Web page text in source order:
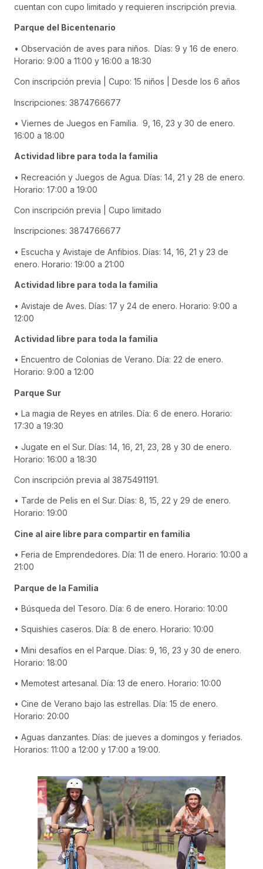
cuentan con cupo limitado y requieren inscripción previa.
Parque del Bicentenario
• Observación de aves para niños. Días: 9 y 16 de enero.
Horario: 9:00 a 11:00 y 16:00 a 18:30
Con inscripción previa | Cupo: 15 niños | Desde los 6 años
Inscripciones: 3874766677
• Viernes de Juegos en Familia. 9, 16, 23 y 30 de enero.
16:00 a 18:00
Actividad libre para toda la familia
• Recreación y Juegos de Agua. Días: 14, 21 y 28 de enero.
Horario: 17:00 a 19:00
Con inscripción previa | Cupo limitado
Inscripciones: 3874766677
• Escucha y Avistaje de Anfibios. Días: 14, 16, 21 y 23 de
enero. Horario: 19:00 a 21:00
Actividad libre para toda la familia
• Avistaje de Aves. Días: 17 y 24 de enero. Horario: 9:00 a
12:00
Actividad libre para toda la familia
• Encuentro de Colonias de Verano. Día: 22 de enero.
Horario: 9:00 a 12:00
Parque Sur
• La magia de Reyes en atriles. Día: 6 de enero. Horario:
17:30 a 19:30
• Jugate en el Sur. Días: 14, 16, 21, 23, 28 y 30 de enero.
Horario: 16:00 a 18:30
Con inscripción previa al 3875491191.
• Tarde de Pelis en el Sur. Días: 8, 15, 22 y 29 de enero.
Horario: 19:00
Cine al aire libre para compartir en familia
• Feria de Emprendedores. Día: 11 de enero. Horario: 10:00 a
21:00
Parque de la Familia
• Búsqueda del Tesoro. Día: 6 de enero. Horario: 10:00
• Squishies caseros. Día: 8 de enero. Horario: 10:00
• Mini desafíos en el Parque. Días: 9, 16, 23 y 30 de enero.
Horario: 18:00
• Memotest artesanal. Día: 13 de enero. Horario: 10:00
• Cine de Verano bajo las estrellas. Día: 15 de enero.
Horario: 20:00
• Aguas danzantes. Días: de jueves a domingos y feriados.
Horarios: 11:00 a 12:00 y 17:00 a 19:00.